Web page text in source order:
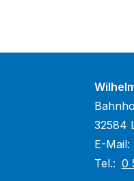
32584
E-Mail:
Tel.: 0